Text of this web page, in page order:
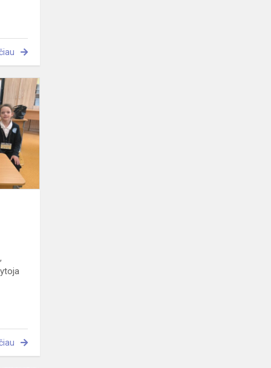
Mažoji
laboratorija
2026